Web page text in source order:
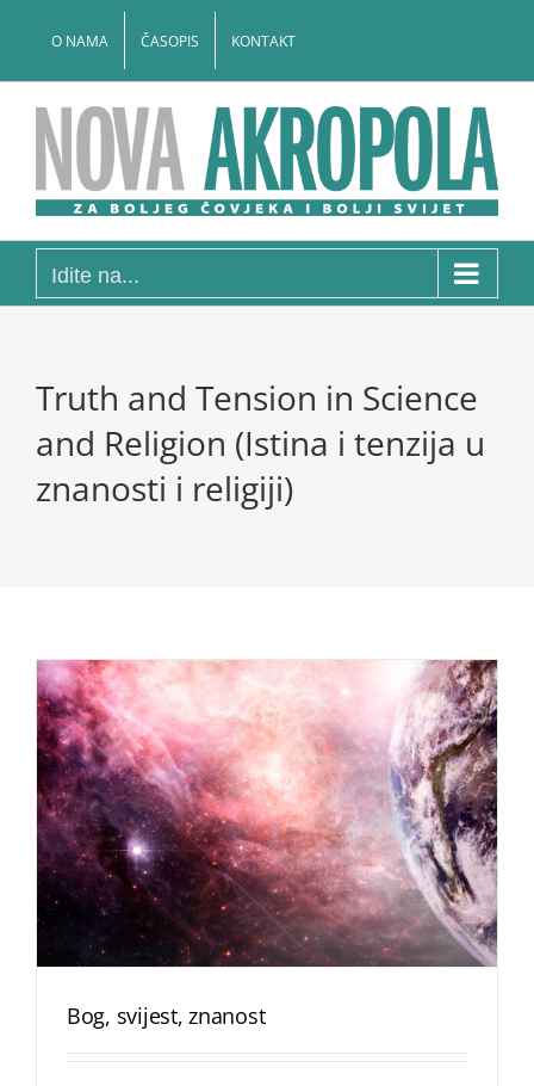
O NAMA ČASOPIS KONTAKT
Idite na...
Truth and Tension in Science
and Religion (Istina i tenzija u
znanosti i religiji)
Bog, svijest, znanost